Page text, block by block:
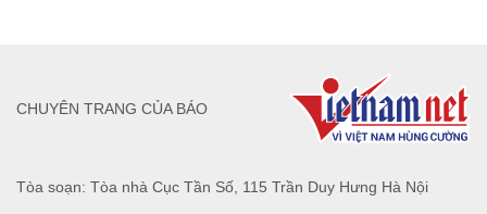
Tòa soạn: Tòa nhà Cục Tần Số, 115 Trần Duy Hưng Hà Nội
CHUYÊN TRANG CỦA BÁO